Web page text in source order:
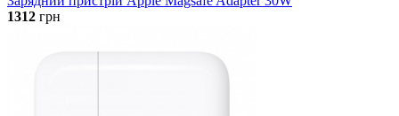
1312 грн